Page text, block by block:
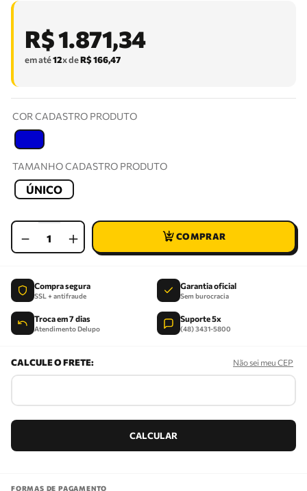
R$1.871,34
em até12x deR$166,47
COR CADASTRO PRODUTO
TAMANHO CADASTRO PRODUTO
ÚNICO
＋
－
Compra segura
SSL + antifraude
Garantia oficial
Sem burocracia
Troca em 7 dias
Atendimento Delupo
Suporte 5x
(48) 3431-5800
Não sei meu CEP
FORMAS DE PAGAMENTO